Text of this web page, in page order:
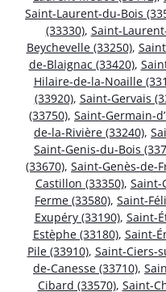
Saint-Laurent-du-Bois
(33330), Saint-
Beychevelle (33250),
de-Blaignac (33420),
Hilaire-de-la-Noaille
(33920), Saint-Gervais
(33750), Saint-Germain-
de-la-Rivière (33240),
Saint-Genis-du-Bois
(33670), Saint-Genès-de-
Castillon (33350), Saint-
Ferme (33580), Saint-
Exupéry (33190), Saint-
Estèphe (33180), Saint-
Pile (33910), Saint-Ciers-
de-Canesse (33710),
Cibard (33570), Saint-